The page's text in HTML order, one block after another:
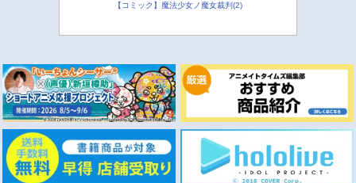
【コミック】魔法少女ノ魔女裁判(2)